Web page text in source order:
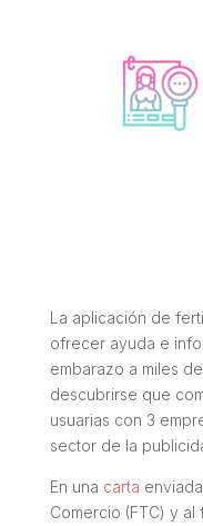
La aplicación de
ofrecer ayuda e
embarazo a miles
descubrirse que
usuarias con 3
sector de la
En una carta
Comercio (FTC) y